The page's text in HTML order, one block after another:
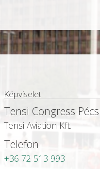
Képviselet
Tensi Congress Pécs
Tensi Aviation Kft.
Telefon
+36 72 513 993